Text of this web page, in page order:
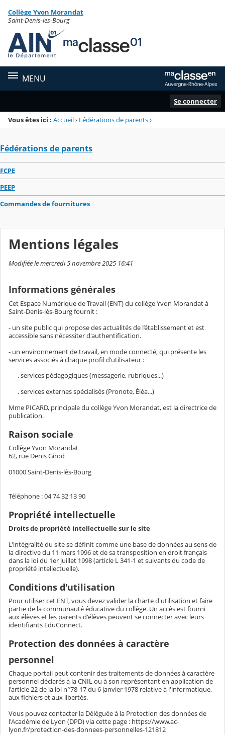
Menu de la rubrique
Contenu
Collège Yvon Morandat
Saint-Denis-les-Bourg
MENU
Se connecter
Vous êtes ici : Accueil› Fédérations de parents›
Fédérations de parents
FCPE
PEEP
Commandes de fournitures
Mentions légales
Modifiée le mercredi 5 novembre 2025 16:41
Informations générales
Cet Espace Numérique de Travail (ENT) du collège Yvon Morandat à
Saint-Denis-lès-Bourg fournit :
- un site public qui propose des actualités de l’établissement et est
accessible sans nécessiter d'authentification.
- un environnement de travail, en mode connecté, qui présente les
services associés à chaque profil d’utilisateur :
. services pédagogiques (messagerie, rubriques...)
. services externes spécialisés (Pronote, Éléa...)
Mme PICARD, principale du collège Yvon Morandat, est la directrice de
publication.
Raison sociale
Collège Yvon Morandat
62, rue Denis Girod
01000 Saint-Denis-lès-Bourg
Téléphone : 04 74 32 13 90
Propriété intellectuelle
Droits de propriété intellectuelle sur le site
L'intégralité du site se définit comme une base de données au sens de
la directive du 11 mars 1996 et de sa transposition en droit français
dans la loi du 1er juillet 1998 (article L 341-1 et suivants du code de
propriété intellectuelle).
Conditions d'utilisation
Pour utiliser cet ENT, vous devez valider la charte d'utilisation et faire
partie de la communauté éducative du collège. Un accès est fourni
aux élèves et les parents d'élèves peuvent se connecter avec leurs
identifiants EduConnect.
Protection des données à caractère
personnel
Chaque portail peut contenir des traitements de données à caractère
personnel déclarés à la CNIL ou à son représentant en application de
l'article 22 de la loi n°78-17 du 6 janvier 1978 relative à l'informatique,
aux fichiers et aux libertés.
Vous pouvez contacter la Déléguée à la Protection des données de
l'Académie de Lyon (DPD) via cette page : https://www.ac-
lyon.fr/protection-des-donnees-personnelles-121812